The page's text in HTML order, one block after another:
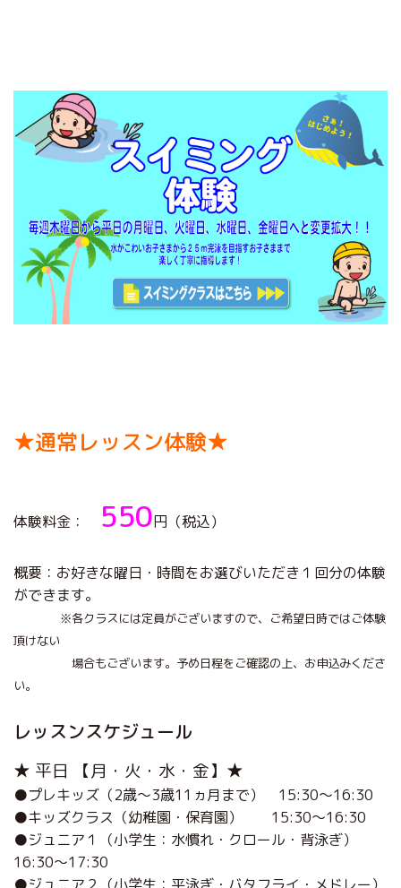
★通常レッスン体験★
体験料金： 550円（税込）
概要：お好きな曜日・時間をお選びいただき１回分の体験
ができます。
※各クラスには定員がございますので、ご希望日時ではご体験
頂けない
場合もございます。予め日程をご確認の上、お申込みくださ
い。
レッスンスケジュール
★ 平日 【月・火・水・金】★
●プレキッズ（2歳～3歳11ヵ月まで） 15:30～16:30
●キッズクラス（幼稚園・保育園） 15:30～16:30
●ジュニア１（小学生：水慣れ・クロール・背泳ぎ）
16:30～17:30